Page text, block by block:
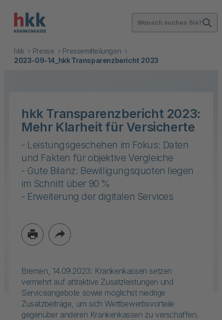
Wonach suchen Sie?
hkk Presse
Pressemitteilungen
2023-09-14_hkk Transparenzbericht 2023
hkk Transparenzbericht 2023:
Mehr Klarheit für Versicherte
- Leistungsgeschehen im Fokus: Daten
und Fakten für objektive Vergleiche
- Gute Bilanz: Bewilligungsquoten liegen
im Schnitt über 90 %
- Erweiterung der digitalen Services
Bremen, 14.09.2023: Krankenkassen setzen
vermehrt auf attraktive Zusatzleistungen und
Serviceangebote sowie möglichst niedrige
Zusatzbeiträge, um sich Wettbewerbsvorteile
gegenüber anderen Krankenkassen zu verschaffen.